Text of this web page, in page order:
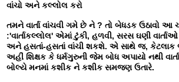
વાંચો અને કલ્લોલ કરો
તમને વાર્તા વાંચવી ગમે છે ને ? તો બેધડક ઉઠાવો આ
:'વાર્તાકલ્લોલ' એમાંટુંકી, હળવી, સરસ ઘણી
અને હસતાં-હસતાં વાંચી શકશે. એ સાથે જ, કેટલાક
અહીં શિક્ષક કે ધર્મગુરુની જેમ બોધ અપાયો નથી
બોલ્યે મનમાં કશીક ને કશીક સમજણ ઉતારે.